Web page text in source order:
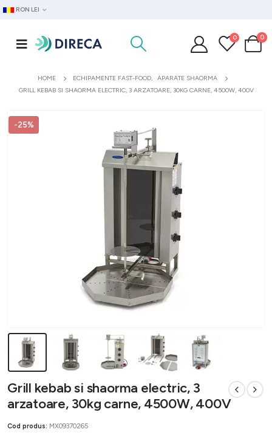
RON LEI
0 0
HOME ECHIPAMENTE FAST-FOOD,
APARATE SHAORMA
GRILL KEBAB SI SHAORMA ELECTRIC, 3 ARZATOARE, 30KG CARNE, 4500W, 400V
-25%
Grill kebab si shaorma electric, 3
arzatoare, 30kg carne, 4500W, 400V
Cod produs: MX09370265